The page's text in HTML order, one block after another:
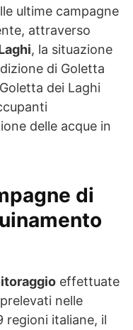
ultime campagne
attraverso
, la situazione
di Goletta
dei Laghi
delle acque in
di
effettuate
nelle
regioni italiane, il